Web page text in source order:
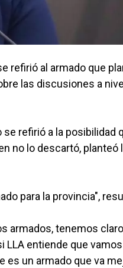
refirió al armado que
las discusiones a nivel
refirió a la posibilidad
no lo descartó, planteó
para la provincia",
armados, tenemos claro
LLA entiende que
es un armado que va